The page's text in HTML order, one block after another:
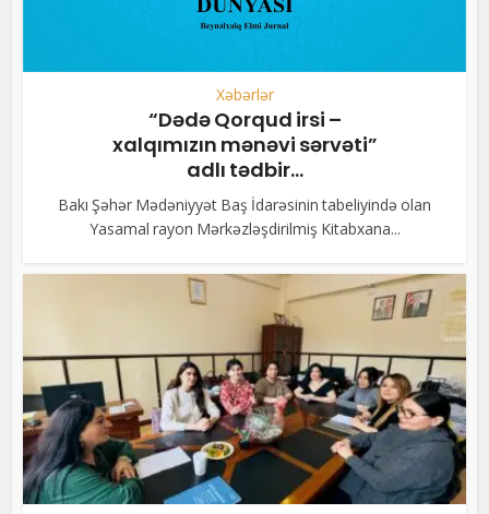
Xəbərlər
“Dədə Qorqud irsi –
xalqımızın mənəvi sərvəti”
adlı tədbir...
Bakı Şəhər Mədəniyyət Baş İdarəsinin tabeliyində olan
Yasamal rayon Mərkəzləşdirilmiş Kitabxana...